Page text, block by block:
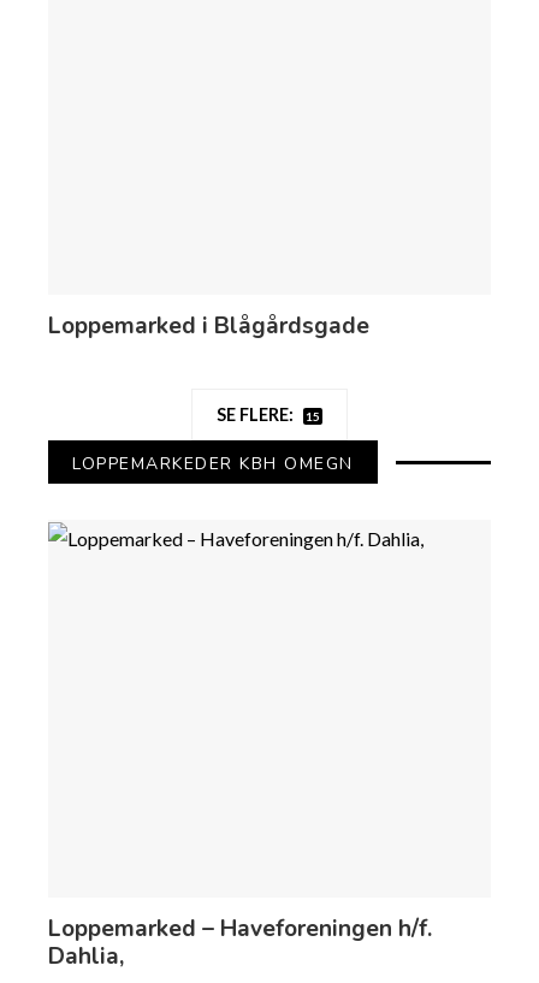
Loppemarked i Blågårdsgade
SE FLERE: 15
LOPPEMARKEDER KBH OMEGN
Loppemarked – Haveforeningen h/f.
Dahlia,